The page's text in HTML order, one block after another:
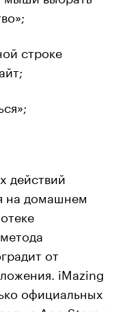
строке
действий
на домашнем
от
iMazing
официальных